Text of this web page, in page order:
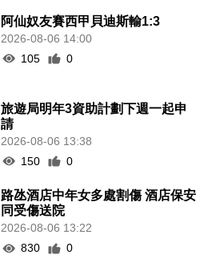
阿仙奴友賽西甲貝迪斯輸1:3
2026-08-06 14:00
105
0
旅遊局明年3資助計劃下週一起申
請
2026-08-06 13:38
150
0
路氹酒店中年女多處割傷 酒店保安
同受傷送院
2026-08-06 13:22
830
0